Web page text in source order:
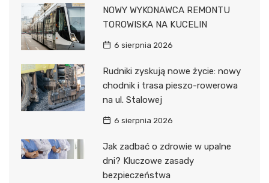
NOWY WYKONAWCA REMONTU
TOROWISKA NA KUCELIN
6 sierpnia 2026
Rudniki zyskują nowe życie: nowy
chodnik i trasa pieszo-rowerowa
na ul. Stalowej
6 sierpnia 2026
Jak zadbać o zdrowie w upalne
dni? Kluczowe zasady
bezpieczeństwa